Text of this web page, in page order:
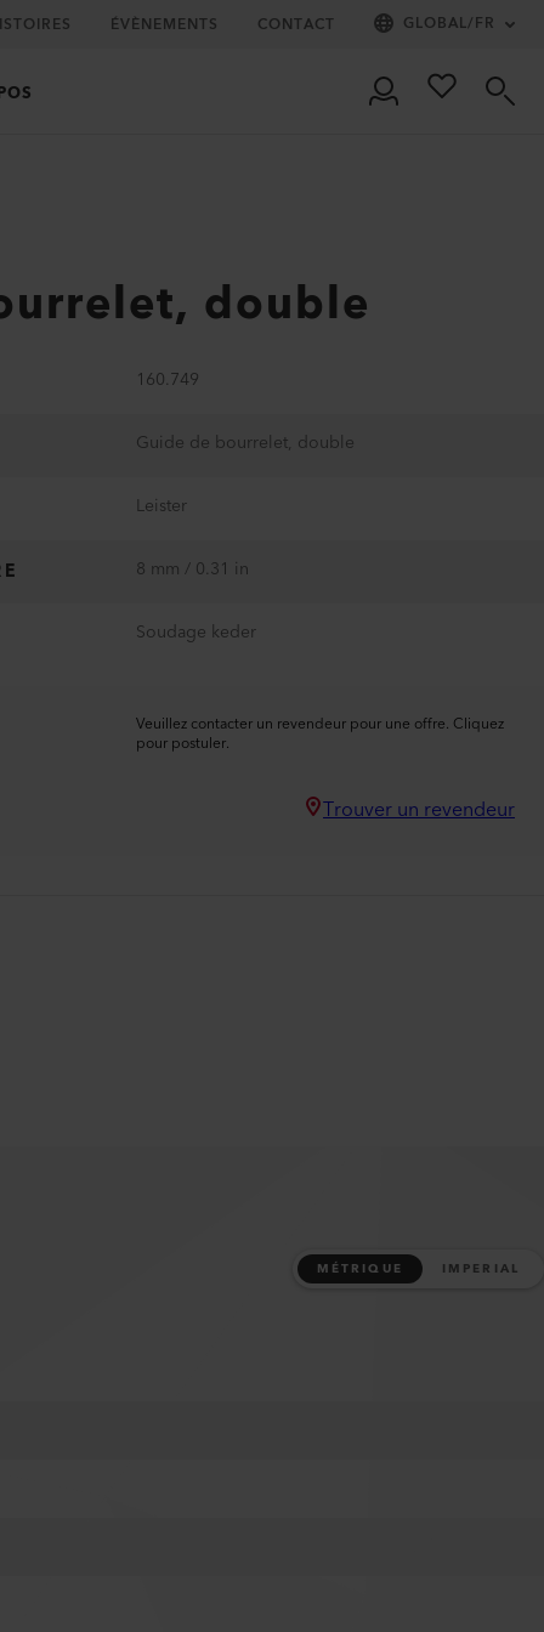
ÉVÈNEMENTS CONTACT GLOBAL/FR
double
160.749
Guide de bourrelet, double
Leister
8 mm / 0.31 in
Soudage keder
Veuillez contacter un revendeur pour une offre. Cliquez
pour postuler.
Trouver un revendeur
MÉTRIQUE IMPERIAL